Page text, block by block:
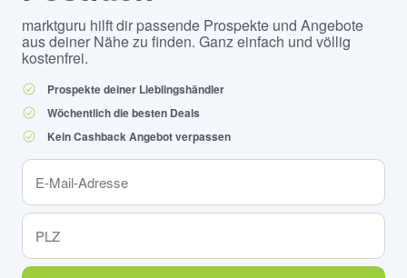
marktguru hilft dir passende Prospekte und Angebote
aus deiner Nähe zu finden. Ganz einfach und völlig
kostenfrei.
Prospekte deiner Lieblingshändler
Wöchentlich die besten Deals
Kein Cashback Angebot verpassen